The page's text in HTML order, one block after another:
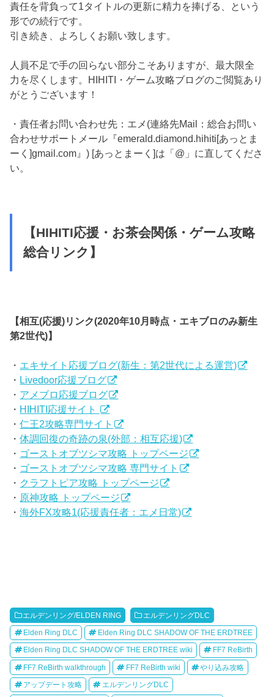
責任を背負って1タイトルの更新に精力を捧げる、という
形での続行です。
引き続き、よろしくお願い致します。
人員不足で手の回らない部分こそありますが、最大限全
力を尽くします。HIHITI・ゲーム攻略ブログのご閲覧あり
がとうございます！
・責任者お問い合わせ先：エメ(連絡先Mail：総合お問い
合わせサポートメール『emerald.diamond.hihiti[あっとま
ーく]gmail.com』) [あっとまーく]は「@」に直してくださ
い。
【HIHITI応援・お茶会関係・ゲーム攻略
総合リンク】
【相互(応援)リンク(2020年10月時点・エキブロのみ新生
第2世代)】
・ エキサイト応援ブログ(新生：第2世代による運営)
・ Livedoor応援ブログ
・ アメブロ応援ブログ
・ HIHITI応援サイト
・仁王2攻略専門サイト
・体調回復の奇跡の泉(外部：相互応援)
・ ゴーストオブツシマ攻略 トップページ
・ ゴーストオブツシマ攻略 専門サイト
・ クラフトピア攻略 トップページ
・ 原神攻略 トップページ
・海外FX攻略1(応援責任者：エメ日常)
エルデンリング/ELDEN RING エルデンリングDLC
Elden Ring DLC Elden Ring DLC SHADOW OF THE ERDTREE
Elden Ring DLC SHADOW OF THE ERDTREE wiki FF7 ReBirth
FF7 ReBirth walkthrough FF7 ReBirth wiki やり込み攻略
アップデート攻略 エルデンリングDLC